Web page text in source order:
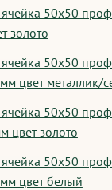
ячейка 50х50
золото
50х50
цвет металлик/
50х50
цвет золото
50х50
цвет белый